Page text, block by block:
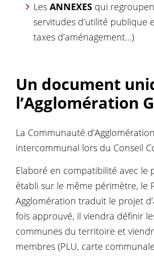
Les ANNEXES qui
servitudes d’utilité publique
taxes d’aménagement…)
Un document
l’Agglomération
La Communauté
intercommunal lors du Conseil
Elaboré en compatibilité avec le
établi sur le même périmètre, le
Agglomération traduit le projet
fois approuvé, il viendra définir
communes du territoire et
membres (PLU, carte